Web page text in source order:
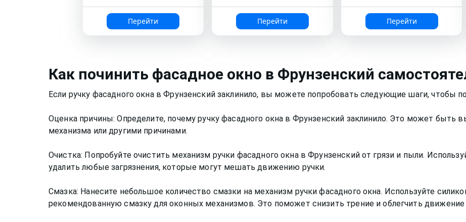
Перейти Перейти Перейти
Как починить фасадное окно в Фрунзенский
Если ручку фасадного окна в Фрунзенский заклинило, вы можете попробовать следующие шаги, чтобы
Оценка причины: Определите, почему ручку фасадного окна в Фрунзенский заклинило. Это может быть
механизма или другими причинами.
Очистка: Попробуйте очистить механизм ручки фасадного окна в Фрунзенский от грязи и пыли.
удалить любые загрязнения, которые могут мешать движению ручки.
Смазка: Нанесите небольшое количество смазки на механизм ручки фасадного окна. Используйте
рекомендованную смазку для оконных механизмов. Это поможет снизить трение и облегчить движение